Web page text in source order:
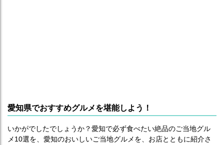
愛知県でおすすめグルメを堪能しよう！
いかがでしたでしょうか？愛知で必ず食べたい絶品のご当地グル
メ10選を、愛知のおいしいご当地グルメを、お店とともに紹介さ